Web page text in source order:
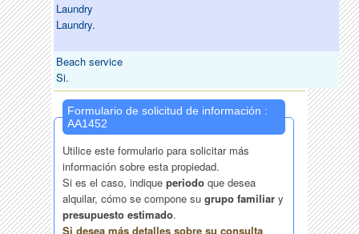
Laundry
Laundry.
Beach service
Si.